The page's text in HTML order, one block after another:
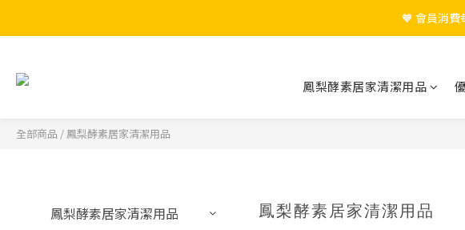
🎉 新會
🧡 會員消費
鳳梨酵素居家清潔用品
全部商品 / 鳳梨酵素居家清潔用品
鳳梨酵素居家清潔用品
鳳梨酵素居家清潔用品